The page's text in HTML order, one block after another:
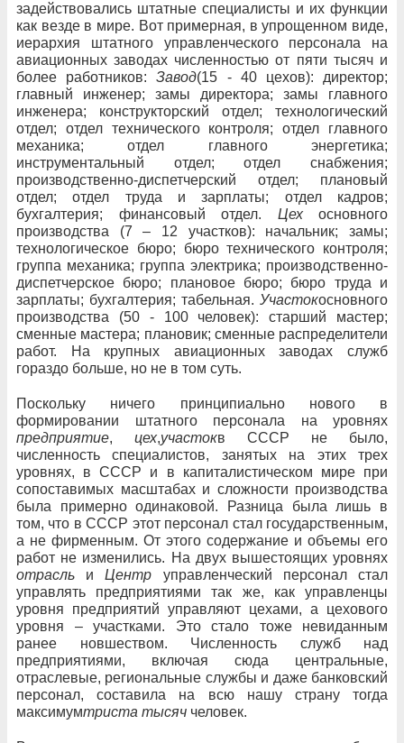
задействовались штатные специалисты и их функции
как везде в мире. Вот примерная, в упрощенном виде,
иерархия штатного управленческого персонала на
авиационных заводах численностью от пяти тысяч и
более работников:Завод(15 - 40 цехов): директор;
главный инженер; замы директора; замы главного
инженера; конструкторский отдел; технологический
отдел; отдел технического контроля; отдел главного
механика; отдел главного энергетика;
инструментальный отдел; отдел снабжения;
производственно-диспетчерский отдел; плановый
отдел; отдел труда и зарплаты; отдел кадров;
бухгалтерия; финансовый отдел. Цехосновного
производства (7 – 12 участков): начальник; замы;
технологическое бюро; бюро технического контроля;
группа механика; группа электрика; производственно-
диспетчерское бюро; плановое бюро; бюро труда и
зарплаты; бухгалтерия; табельная. Участокосновного
производства (50 - 100 человек): старший мастер;
сменные мастера; плановик; сменные распределители
работ. На крупных авиационных заводах служб
гораздо больше, но не в том суть.
Поскольку ничего принципиально нового в
формировании штатного персонала на уровнях
предприятие, цех,участокв СССР не было,
численность специалистов, занятых на этих трех
уровнях, в СССР и в капиталистическом мире при
сопоставимых масштабах и сложности производства
была примерно одинаковой. Разница была лишь в
том, что в СССР этот персонал стал государственным,
а не фирменным. От этого содержание и объемы его
работ не изменились. На двух вышестоящих уровнях
отрасль иЦентр управленческий персонал стал
управлять предприятиями так же, как управленцы
уровня предприятий управляют цехами, а цехового
уровня – участками. Это стало тоже невиданным
ранее новшеством. Численность служб над
предприятиями, включая сюда центральные,
отраслевые, региональные службы и даже банковский
персонал, составила на всю нашу страну тогда
максимумтриста тысяч человек.